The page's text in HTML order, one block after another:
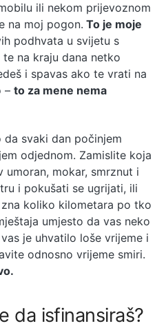
ili nekom prijevoznom
na moj pogon. To je moje
podhvata u svijetu s
na kraju dana netko
i spavas ako te vrati na
– to za mene nema
svaki dan počinjem
odjednom. Zamislite koja
mokar, smrznut i
i pokušati se ugrijati, ili
koliko kilometara po tko
umjesto da vas neko
je uhvatilo loše vrijeme i
odnosno vrijeme smiri.
da isfinansiraš?